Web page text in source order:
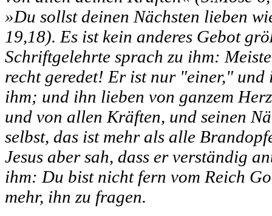
»Du sollst deinen Nächsten lieben
19,18). Es ist kein anderes Gebot
Schriftgelehrte sprach zu ihm:
recht geredet! Er ist nur "einer," und
ihm; und ihn lieben von ganzem
und von allen Kräften, und seinen
selbst, das ist mehr als alle
Jesus aber sah, dass er verständig
ihm: Du bist nicht fern vom Reich
mehr, ihn zu fragen.